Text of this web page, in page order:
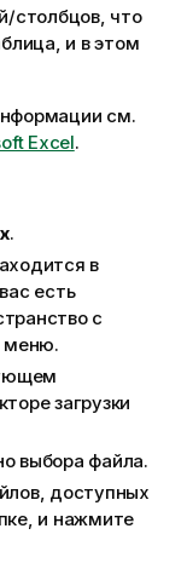
столбцов, что
и в этом
см.
Excel.
.
в
есть
с
меню.
загрузки
выбора файла.
доступных
и нажмите